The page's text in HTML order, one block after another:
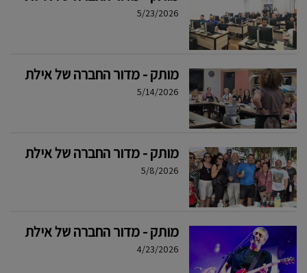
5/23/2026
מותק - מדור החברה של אילת
5/14/2026
מותק - מדור החברה של אילת
5/8/2026
מותק - מדור החברה של אילת
4/23/2026